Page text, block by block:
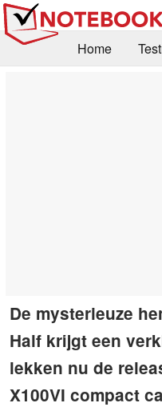
Home
De mysterieuze
Half krijgt een
lekken nu de
X100VI compact